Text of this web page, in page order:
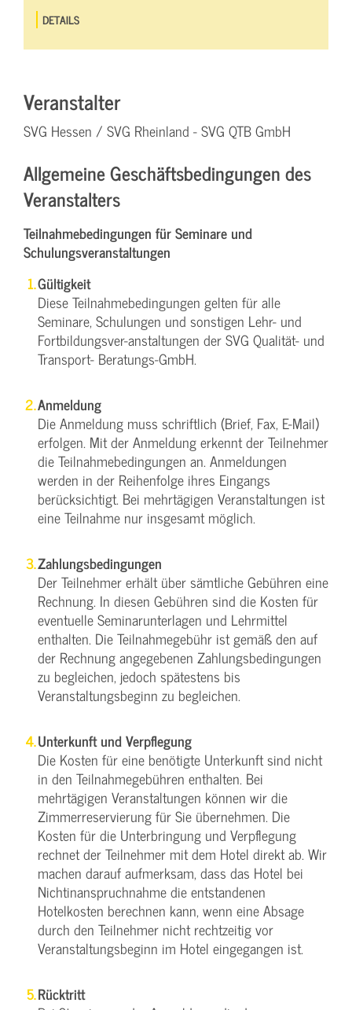
DETAILS
Veranstalter
SVG Hessen / SVG Rheinland - SVG QTB GmbH
Allgemeine Geschäftsbedingungen des
Veranstalters
Teilnahmebedingungen für Seminare und
Schulungsveranstaltungen
Gültigkeit
Diese Teilnahmebedingungen gelten für alle
Seminare, Schulungen und sonstigen Lehr- und
Fortbildungsver-anstaltungen der SVG Qualität- und
Transport- Beratungs-GmbH.
Anmeldung
Die Anmeldung muss schriftlich (Brief, Fax, E-Mail)
erfolgen. Mit der Anmeldung erkennt der Teilnehmer
die Teilnahmebedingungen an. Anmeldungen
werden in der Reihenfolge ihres Eingangs
berücksichtigt. Bei mehrtägigen Veranstaltungen ist
eine Teilnahme nur insgesamt möglich.
Zahlungsbedingungen
Der Teilnehmer erhält über sämtliche Gebühren eine
Rechnung. In diesen Gebühren sind die Kosten für
eventuelle Seminarunterlagen und Lehrmittel
enthalten. Die Teilnahmegebühr ist gemäß den auf
der Rechnung angegebenen Zahlungsbedingungen
zu begleichen, jedoch spätestens bis
Veranstaltungsbeginn zu begleichen.
Unterkunft und Verpflegung
Die Kosten für eine benötigte Unterkunft sind nicht
in den Teilnahmegebühren enthalten. Bei
mehrtägigen Veranstaltungen können wir die
Zimmerreservierung für Sie übernehmen. Die
Kosten für die Unterbringung und Verpflegung
rechnet der Teilnehmer mit dem Hotel direkt ab. Wir
machen darauf aufmerksam, dass das Hotel bei
Nichtinanspruchnahme die entstandenen
Hotelkosten berechnen kann, wenn eine Absage
durch den Teilnehmer nicht rechtzeitig vor
Veranstaltungsbeginn im Hotel eingegangen ist.
Rücktritt